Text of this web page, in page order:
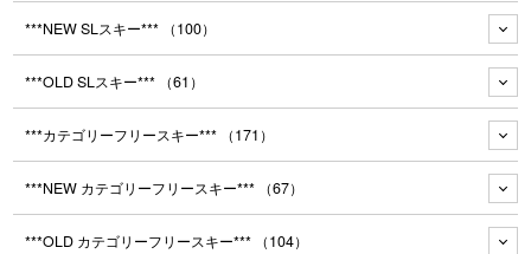
***NEW SLスキー*** （100）
***OLD SLスキー*** （61）
***カテゴリーフリースキー*** （171）
***NEW カテゴリーフリースキー*** （67）
***OLD カテゴリーフリースキー*** （104）